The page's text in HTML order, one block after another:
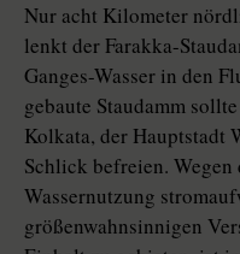
Nur acht Kilometer
lenkt der Farakka-
Ganges-Wasser in den
gebaute Staudamm
Kolkata, der Hauptstadt
Schlick befreien.
Wassernutzung
größenwahnsinnigen